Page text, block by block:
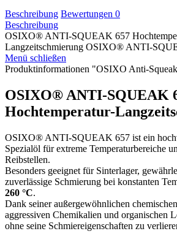
Beschreibung Bewertungen 0
Beschreibung
OSIXO® ANTI-SQUEAK 657
Langzeitschmierung OSIXO® ANTI-
Menü schließen
Produktinformationen "OSIXO Anti-
OSIXO® ANTI-SQUEAK
Hochtemperatur-
OSIXO® ANTI-SQUEAK 657 ist ein
Spezialöl für extreme Temperaturbereiche
Reibstellen.
Besonders geeignet für Sinterlager,
zuverlässige Schmierung bei konstanten
260 °C.
Dank seiner außergewöhnlichen
aggressiven Chemikalien und organischen
ohne seine Schmiereigenschaften zu